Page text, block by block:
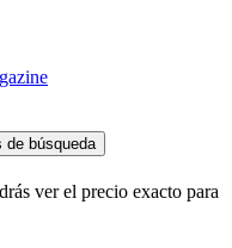
de búsqueda
ver el precio exacto para